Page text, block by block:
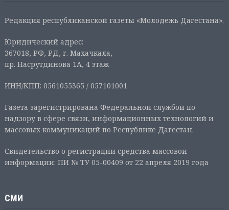
Редакция республиканской газеты «Молодежь Дагестана».
Юридический адрес:
367018, РФ, РД, г. Махачкала,
пр. Насрутдинова 1А, 4 этаж
ИНН/КПП: 0561055365 / 057101001
Газета зарегистрирована Федеральной службой по
надзору в сфере связи, информационных технологий и
массовых коммуникаций по Республике Дагестан.
Свидетельство о регистрации средства массовой
информации: ПИ № ТУ 05-00409 от 22 апреля 2019 года
СМИ